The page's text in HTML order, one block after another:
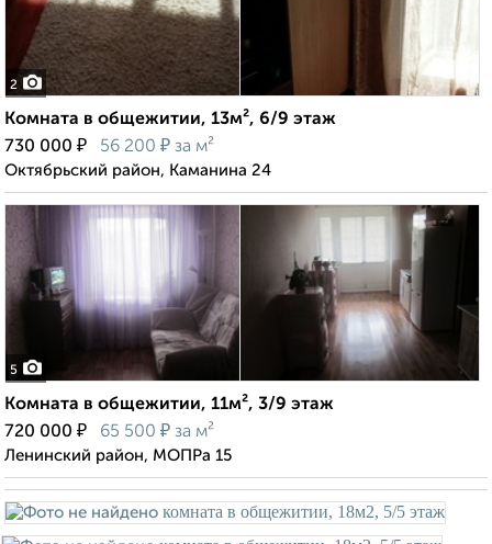
2
Комната в общежитии, 13м², 6/9 этаж
730 000 ₽ 56 200 ₽ за м²
Октябрьский район, Каманина 24
5
Комната в общежитии, 11м², 3/9 этаж
720 000 ₽ 65 500 ₽ за м²
Ленинский район, МОПРа 15